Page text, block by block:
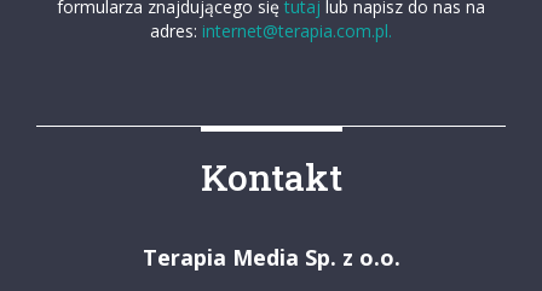
formularza znajdującego się tutaj lub napisz do nas na
adres: internet@terapia.com.pl.
Kontakt
Terapia Media Sp. z o.o.